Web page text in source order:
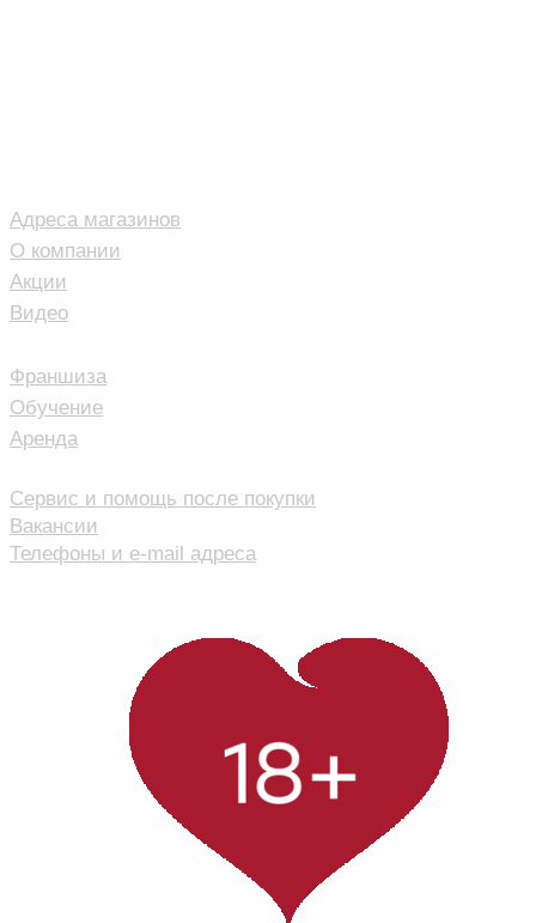
Адреса магазинов
О компании
Акции
Видео
Франшиза
Обучение
Аренда
Сервис и помощь после покупки
Вакансии
Телефоны и e-mail адреса